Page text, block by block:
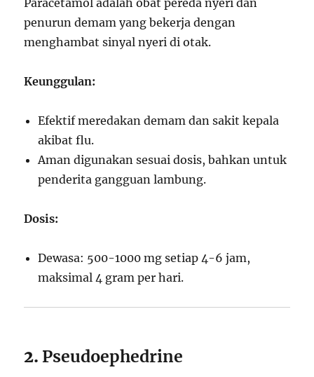
Paracetamol adalah obat pereda nyeri dan
penurun demam yang bekerja dengan
menghambat sinyal nyeri di otak.
Keunggulan:
Efektif meredakan demam dan sakit kepala
akibat flu.
Aman digunakan sesuai dosis, bahkan untuk
penderita gangguan lambung.
Dosis:
Dewasa: 500-1000 mg setiap 4-6 jam,
maksimal 4 gram per hari.
2. Pseudoephedrine